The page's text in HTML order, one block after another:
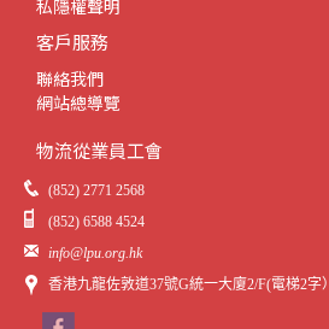
私隱權聲明
客戶服務
聯絡我們
網站總導覽
物流從業員工會
(852) 2771 2568
(852) 6588 4524
info@lpu.org.hk
香港九龍佐敦道37號G統一大廈2/F(電梯2字）